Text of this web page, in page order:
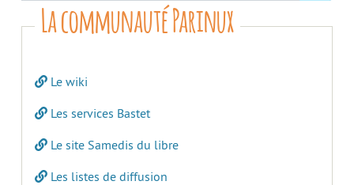
La communauté Parinux
Le wiki
Les services Bastet
Le site Samedis du libre
Les listes de diffusion